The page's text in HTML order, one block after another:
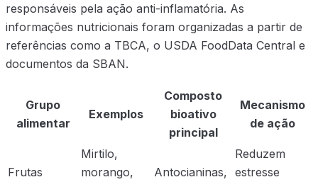
responsáveis pela ação anti-inflamatória. As
informações nutricionais foram organizadas a partir de
referências como a TBCA, o USDA FoodData Central e
documentos da SBAN.
Grupo
alimentar
Exemplos
Composto
bioativo
principal
Mecanismo
de ação
Frutas
Mirtilo,
morango,
Antocianinas,
Reduzem
estresse